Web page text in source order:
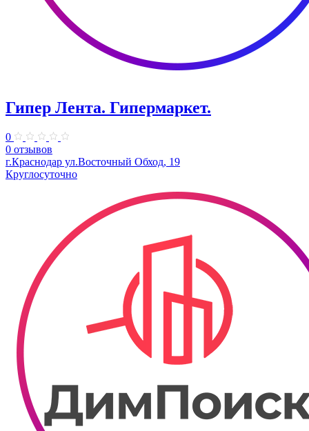
Гипер Лента. Гипермаркет.
0
0 отзывов
г.Краснодар ул.Восточный Обход, 19
Круглосуточно